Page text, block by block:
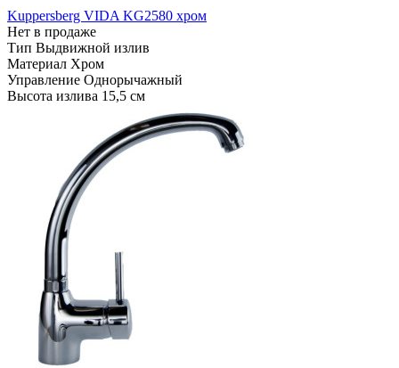
Kuppersberg VIDA KG2580 хром
Нет в продаже
Тип Выдвижной излив
Материал Хром
Управление Однорычажный
Высота излива 15,5 см